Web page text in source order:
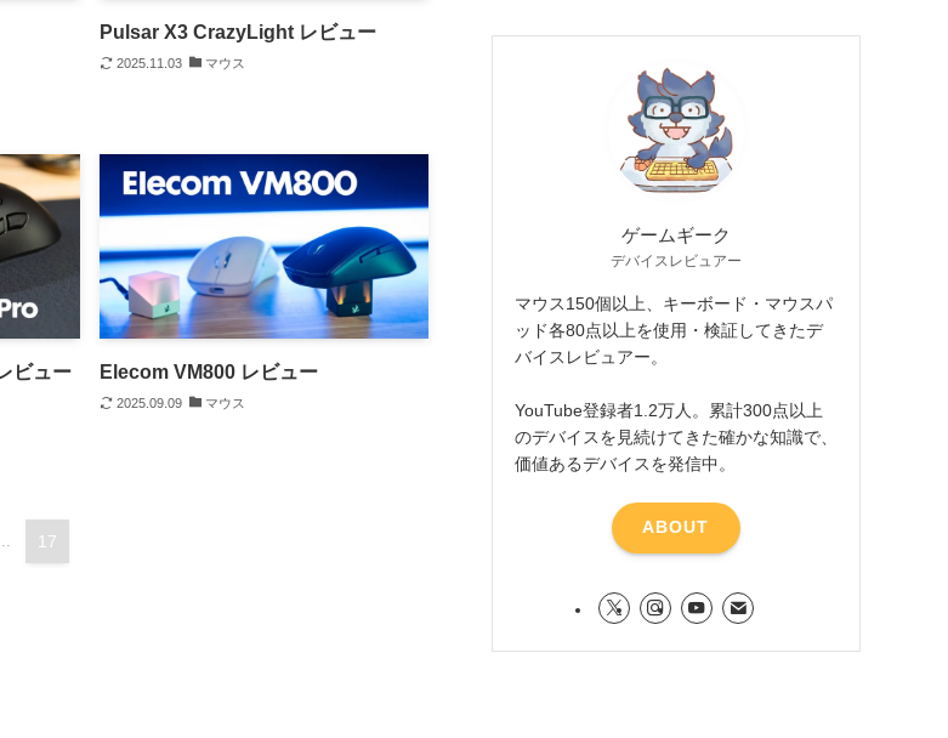
Pulsar X3 CrazyLight レビュー
2025.11.03 マウス
ビュー Elecom VM800 レビュー
2025.09.09 マウス
17
ゴ
ゲームギーク
デバイスレビュアー
マウス150個以上、キーボード・マウスパ
ッド各80点以上を使用・検証してきたデ
バイスレビュアー。
YouTube登録者1.2万人。累計300点以上
のデバイスを見続けてきた確かな知識で、
価値あるデバイスを発信中。
ABOUT